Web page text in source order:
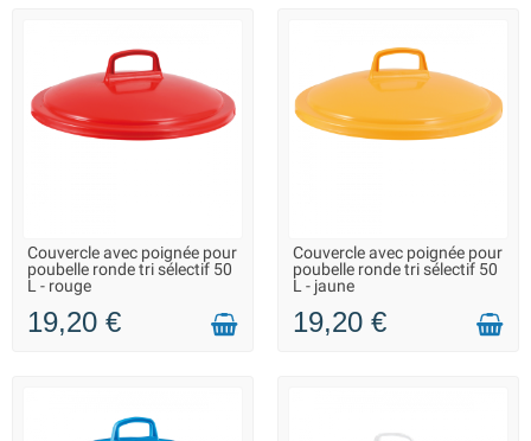
EN STOCK - REPRISE DES
EXPÉDITIONS À PARTIR DU 20
Couvercle avec poignée pour
poubelle ronde tri sélectif 50
L - rouge
19,20 €
EN STOCK - REPRISE DES
EXPÉDITIONS À PARTIR DU 20
Couvercle avec poignée pour
poubelle ronde tri sélectif 50
L - jaune
19,20 €